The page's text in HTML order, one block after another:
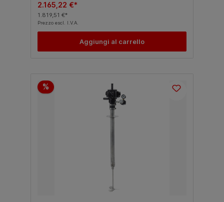
2.165,22 €*
1.819,51 €*
Prezzo escl. I.V.A.
Aggiungi al carrello
%